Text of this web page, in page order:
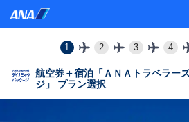
1 2 3 4
航空券＋宿泊「ＡＮＡトラベラー
ジ」 プラン選択